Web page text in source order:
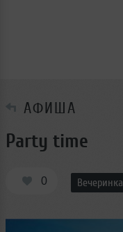
АФИША
Party time
0 Вечеринка